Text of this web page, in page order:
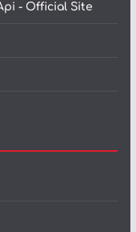
- Official Site